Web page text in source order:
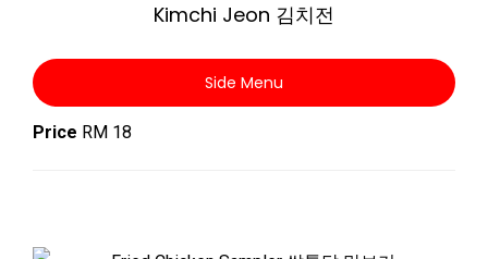
Kimchi Jeon 김치전
Side Menu
Price RM 18